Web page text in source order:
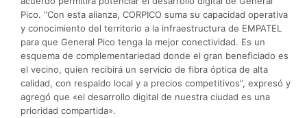
Pico. “Con esta alianza, CORPICO suma su capacidad operativa
y conocimiento del territorio a la infraestructura de EMPATEL
para que General Pico tenga la mejor conectividad. Es un
esquema de complementariedad donde el gran beneficiado es
el vecino, quien recibirá un servicio de fibra óptica de alta
calidad, con respaldo local y a precios competitivos”, expresó y
agregó que «el desarrollo digital de nuestra ciudad es una
prioridad compartida».